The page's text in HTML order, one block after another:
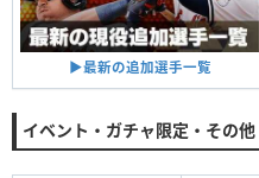
▶︎最新の追加選手一覧
イベント・ガチャ限定・その他